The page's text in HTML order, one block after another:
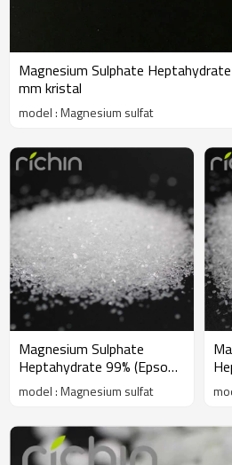
Magnesium Sulphate
mm kristal
model : Magnesium sulfat
Magnesium Sulphate
Heptahydrate 99% (Epsom
Salt) 0,1-1mm bubuk kristal
model : Magnesium sulfat